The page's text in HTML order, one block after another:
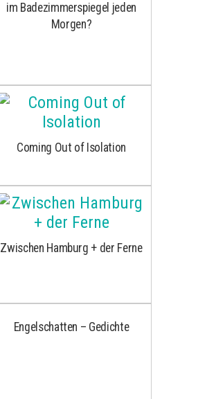
im Badezimmerspiegel jeden
Morgen?
Coming Out of Isolation
Zwischen Hamburg + der Ferne
Engelschatten – Gedichte